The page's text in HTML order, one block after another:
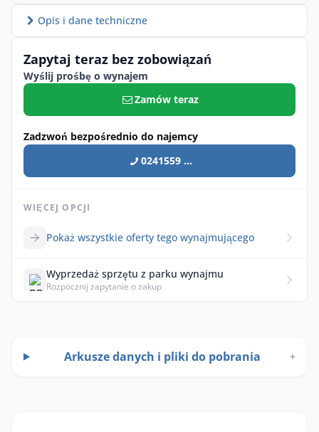
Opis i dane techniczne
Zapytaj teraz bez zobowiązań
Wyślij prośbę o wynajem
Zamów teraz
Zadzwoń bezpośrednio do najemcy
0241559 ...
WIĘCEJ OPCJI
Pokaż wszystkie oferty tego wynajmującego
Wyprzedaż sprzętu z parku wynajmu
Rozpocznij zapytanie o zakup
Arkusze danych i pliki do pobrania +